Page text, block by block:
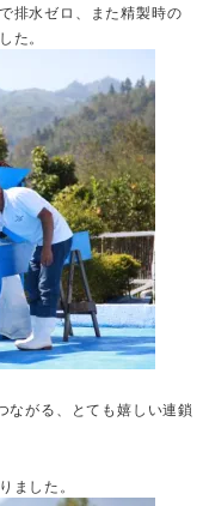
排水ゼロ、また精製時の
た。
ながる、とても嬉しい連鎖
ました。